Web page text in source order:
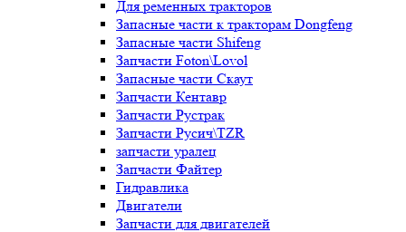
Для ременных тракторов
Запасные части к тракторам Dongfeng
Запасные части Shifeng
Запчасти Foton\Lovol
Запасные части Скаут
Запчасти Кентавр
Запчасти Рустрак
Запчасти Русич\TZR
запчасти уралец
Запчасти Файтер
Гидравлика
Двигатели
Запчасти для двигателей